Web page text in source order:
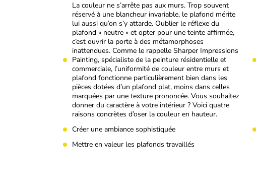
La couleur ne s’arrête pas aux murs. Trop souvent
réservé à une blancheur invariable, le plafond mérite
lui aussi qu’on s’y attarde. Oublier le réflexe du
plafond « neutre » et opter pour une teinte affirmée,
c’est ouvrir la porte à des métamorphoses
inattendues. Comme le rappelle Sharper Impressions
Painting, spécialiste de la peinture résidentielle et
commerciale, l’uniformité de couleur entre murs et
plafond fonctionne particulièrement bien dans les
pièces dotées d’un plafond plat, moins dans celles
marquées par une texture prononcée. Vous souhaitez
donner du caractère à votre intérieur ? Voici quatre
raisons concrètes d’oser la couleur en hauteur.
Créer une ambiance sophistiquée
Mettre en valeur les plafonds travaillés